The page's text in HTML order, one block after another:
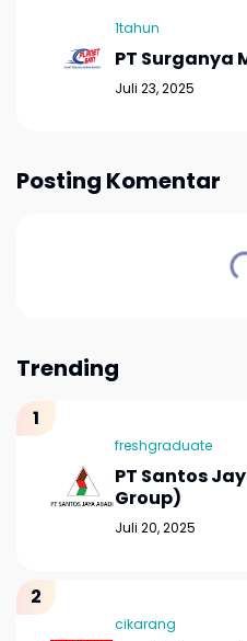
1tahun
PT Surganya
Juli 23, 2025
Posting Komentar
Trending
freshgraduate
PT Santos
Group)
Juli 20, 2025
cikarang